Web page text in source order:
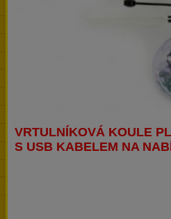
VRTULNÍKOVÁ KOULE
S USB KABELEM NA